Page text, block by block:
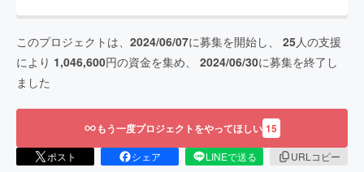
このプロジェクトは、 2024/06/07に募集を開始し、 25人の支援
により 1,046,600円の資金を集め、 2024/06/30に募集を終了し
ました
もう一度プロジェクトをやってほしい 15
ポスト シェア LINEで送る
URLコピー